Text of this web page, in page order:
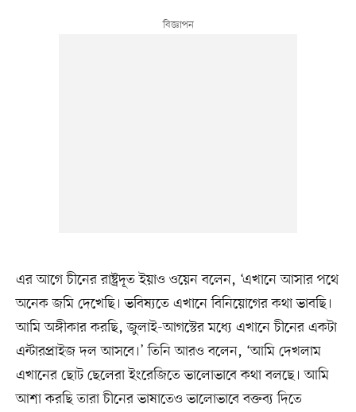
এর আগে চীনের রাষ্ট্রদূত ইয়াও ওয়েন বলেন, ‘এখানে আসার পথে
অনেক জমি দেখেছি। ভবিষ্যতে এখানে বিনিয়োগের কথা ভাবছি।
আমি অঙ্গীকার করছি, জুলাই-আগস্টের মধ্যে এখানে চীনের একটা
এন্টারপ্রাইজ দল আসবে।’ তিনি আরও বলেন, ‘আমি দেখলাম
এখানের ছোট ছেলেরা ইংরেজিতে ভালোভাবে কথা বলছে। আমি
আশা করছি তারা চীনের ভাষাতেও ভালোভাবে বক্তব্য দিতে